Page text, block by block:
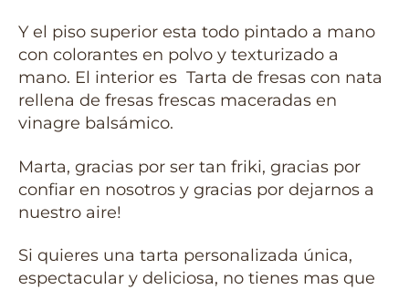
Y el piso superior esta todo pintado a mano
con colorantes en polvo y texturizado a
mano. El interior es Tarta de fresas con nata
rellena de fresas frescas maceradas en
vinagre balsámico.
Marta, gracias por ser tan friki, gracias por
confiar en nosotros y gracias por dejarnos a
nuestro aire!
Si quieres una tarta personalizada única,
espectacular y deliciosa, no tienes mas que